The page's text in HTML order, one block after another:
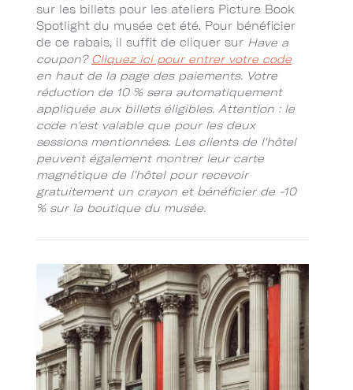
sur les billets pour les ateliers Picture Book
Spotlight du musée cet été. Pour bénéficier
de ce rabais, il suffit de cliquer sur Have a
coupon? Cliquez ici pour entrer votre code
en haut de la page des paiements. Votre
réduction de 10 % sera automatiquement
appliquée aux billets éligibles. Attention : le
code n'est valable que pour les deux
sessions mentionnées. Les clients de l'hôtel
peuvent également montrer leur carte
magnétique de l'hôtel pour recevoir
gratuitement un crayon et bénéficier de -10
% sur la boutique du musée.